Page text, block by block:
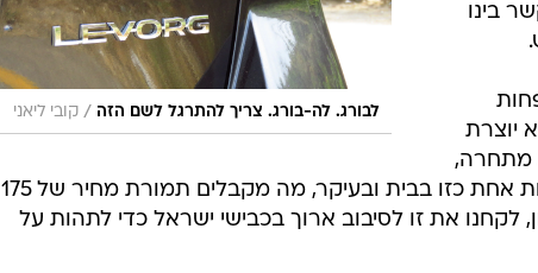
לבורג. לה-בורג. צריך להתרגל לשם הזה / קובי ליאני
בינו
יוצרת
מתחרה,
את מי היא מנסה להחליף, מי אמור לרצות אחת כזו בבית ובעיקר, מה מקבלים תמורת מחיר של 175
את זו לסיבוב ארוך בכבישי ישראל כדי לתהות על